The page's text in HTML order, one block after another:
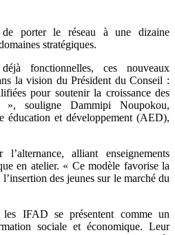
de porter le réseau à une dizaine
stratégiques.
fonctionnelles, ces nouveaux
la vision du Président du Conseil :
pour soutenir la croissance des
», souligne Dammipi Noupokou,
éducation et développement (AED),
alliant enseignements
en atelier. « Ce modèle favorise la
des jeunes sur le marché du
les IFAD se présentent comme un
sociale et économique. Leur